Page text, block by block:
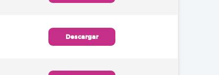
Descargar